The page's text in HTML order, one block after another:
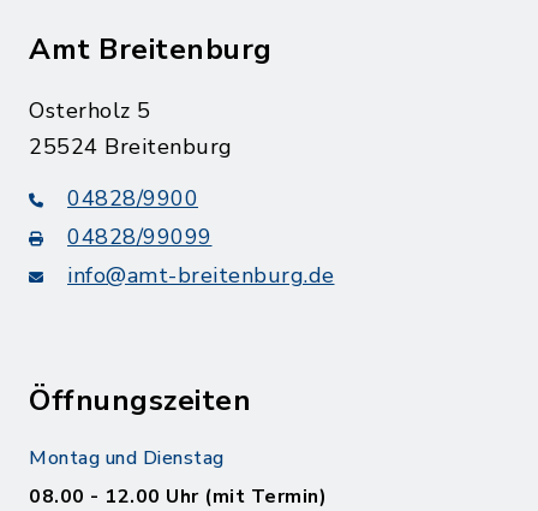
Amt Breitenburg
Osterholz 5
25524 Breitenburg
04828/9900
04828/99099
info@amt-breitenburg.de
Öffnungszeiten
Montag und Dienstag
08.00 - 12.00 Uhr (mit Termin)